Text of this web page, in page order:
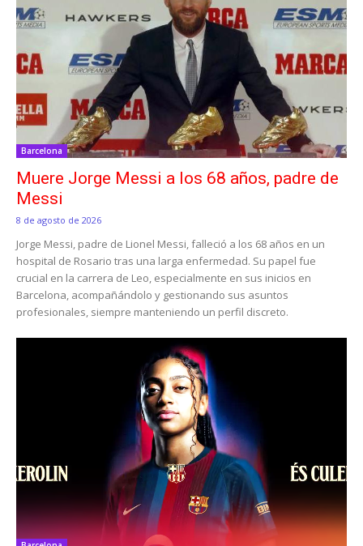
Barcelona
Muere Jorge Messi a los 68 años, padre de
Messi
8 de agosto de 2026
Jorge Messi, padre de Lionel Messi, falleció a los 68 años en un
hospital de Rosario tras una larga enfermedad. Su papel fue
crucial en la carrera de Leo, especialmente en sus inicios en
Barcelona, acompañándolo y gestionando sus asuntos
profesionales, siempre manteniendo un perfil discreto.